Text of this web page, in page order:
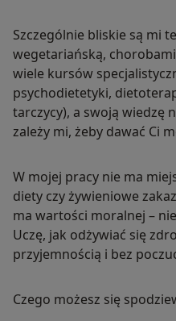
Szczególnie bliskie są mi
wegetariańską,
wiele kursów
psychodietetyki,
tarczycy), a swoją wiedzę
zależy mi, żeby dawać Ci
W mojej pracy nie ma
diety czy żywieniowe
ma wartości moralnej – nie
Uczę, jak odżywiać się
przyjemnością i bez
Czego możesz się